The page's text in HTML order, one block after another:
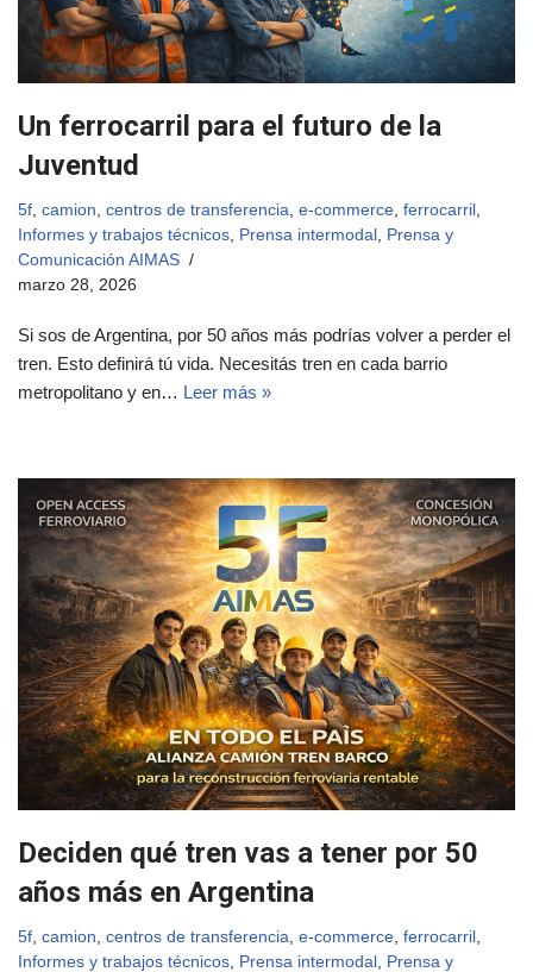
Un ferrocarril para el futuro de la
Juventud
5f, camion, centros de transferencia, e-commerce, ferrocarril ,
Informes y trabajos técnicos, Prensa intermodal , Prensa y
Comunicación AIMAS
marzo 28, 2026
Si sos de Argentina, por 50 años más podrías volver a perder el
tren. Esto definirá tú vida. Necesitás tren en cada barrio
metropolitano y en… Leer más »
Deciden qué tren vas a tener por 50
años más en Argentina
5f camion centros de transferencia e-commerce ferrocarril
Informes y trabajos técnicos Prensa intermodal Prensa y